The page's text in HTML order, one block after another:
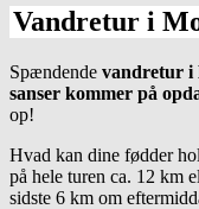
Kategorier
Uncategorized
Vandretur i
Spændende vandretur i
sanser kommer på
op!
Hvad kan dine fødder
på hele turen ca. 12 km
sidste 6 km om